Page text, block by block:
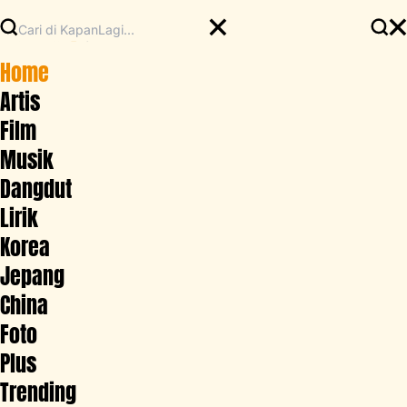
Home
Artis
Film
Musik
Dangdut
Lirik
Korea
Jepang
China
Foto
Plus
Trending